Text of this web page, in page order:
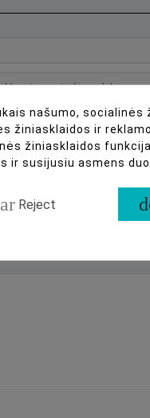
savybės?
Ar tai yra
našumo, socialinės
žiniasklaidos ir
žiniasklaidos
ir susijusiu asmens
Reject